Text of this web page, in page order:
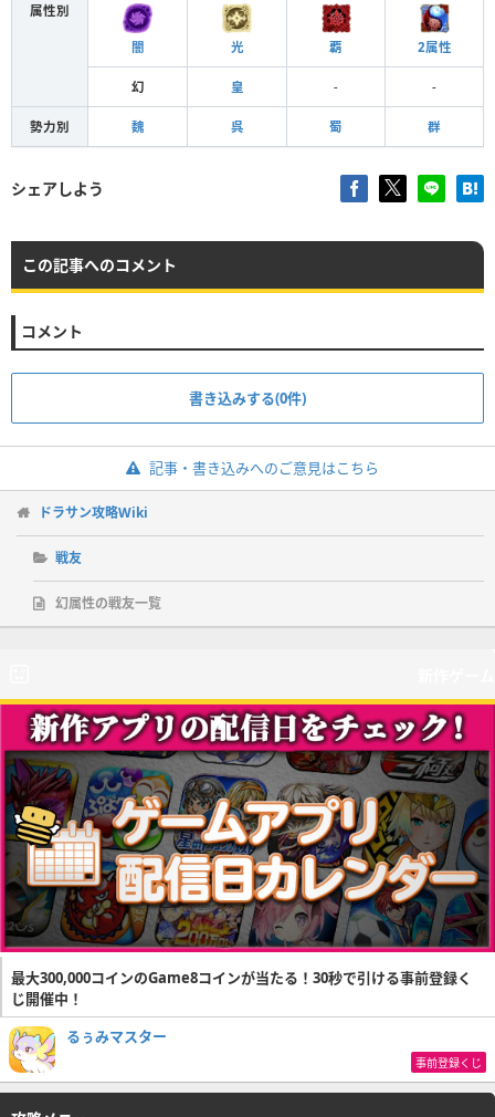
属性別
闇 光 覇 2属性
幻 皇 - -
勢力別 魏 呉 蜀 群
シェアしよう
この記事へのコメント
コメント
書き込みする(0件)
記事・書き込みへのご意見はこちら
ドラサン攻略Wiki
戦友
幻属性の戦友一覧
最大300,000コインのGame8コインが当たる！30秒で引ける事前登録く
じ開催中！
るぅみマスター
事前登録くじ